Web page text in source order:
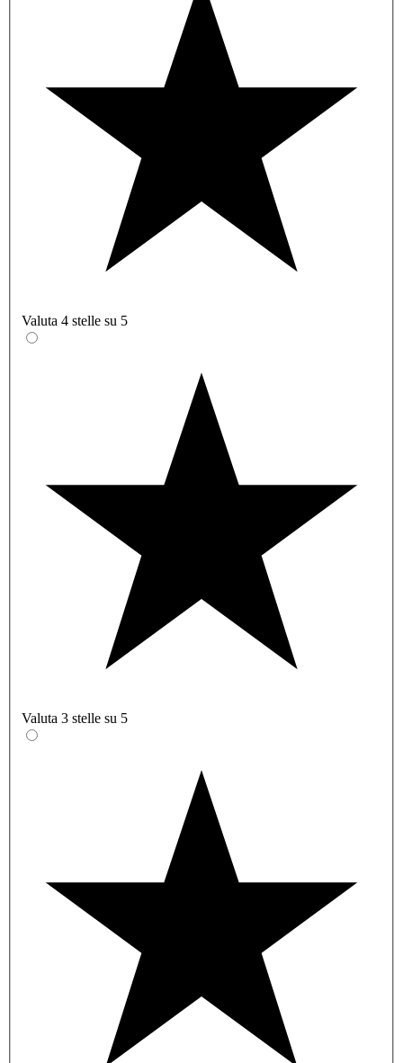
Valuta 4 stelle su 5
Valuta 3 stelle su 5